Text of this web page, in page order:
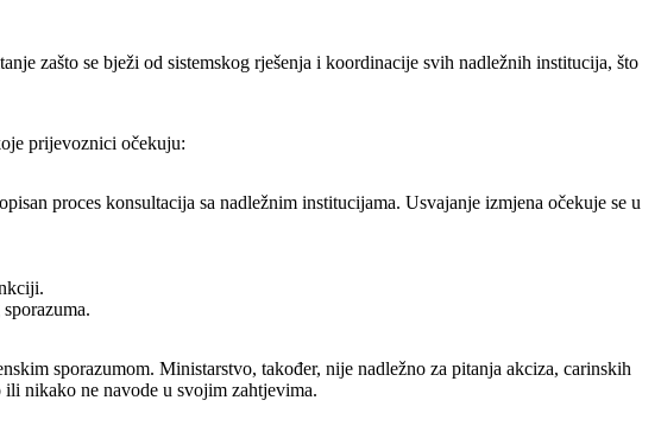
zašto se bježi od sistemskog rješenja i koordinacije svih nadležnih institucija, što
prijevoznici očekuju:
proces konsultacija sa nadležnim institucijama. Usvajanje izmjena očekuje se u
sporazumom. Ministarstvo, također, nije nadležno za pitanja akciza, carinskih
nikako ne navode u svojim zahtjevima.